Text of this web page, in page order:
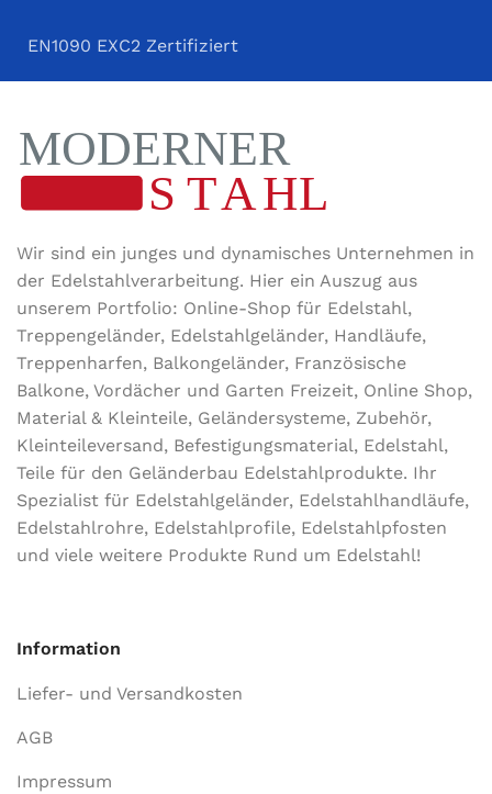
EN1090 EXC2 Zertifiziert
Wir sind ein junges und dynamisches Unternehmen in
der Edel­stahl­ver­arbeitung. Hier ein Auszug aus
unserem Portfolio: Online-Shop für Edelstahl,
Treppengeländer, Edelstahlgeländer, Handläufe,
Treppenharfen, Balkongeländer, Französische
Balkone, Vordächer und Garten Freizeit, Online Shop,
Material & Kleinteile, Geländersysteme, Zubehör,
Kleinteileversand, Befestigungsmaterial, Edelstahl,
Teile für den Geländerbau Edelstahlprodukte. Ihr
Spezialist für Edelstahlgeländer, Edelstahlhandläufe,
Edelstahlrohre, Edelstahlprofile, Edelstahlpfosten
und viele weitere Produkte Rund um Edelstahl!
Information
Liefer- und Versandkosten
AGB
Impressum